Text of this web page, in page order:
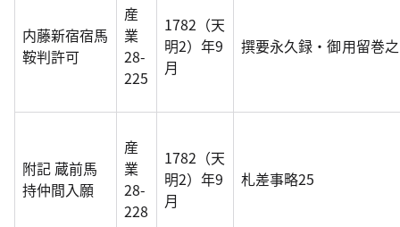
内藤新宿宿馬
鞍判許可
産
業
28-
225
1782（天
明2）年9
月
撰要永久録・御用留巻
附記 蔵前馬
持仲間入願
産
業
28-
228
1782（天
明2）年9
月
札差事略25